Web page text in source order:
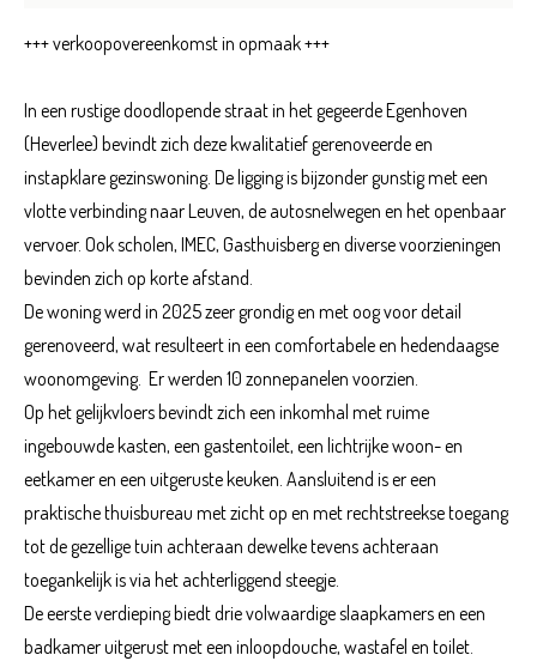
+++ verkoopovereenkomst in opmaak +++
In een rustige doodlopende straat in het gegeerde Egenhoven
(Heverlee) bevindt zich deze kwalitatief gerenoveerde en
instapklare gezinswoning. De ligging is bijzonder gunstig met een
vlotte verbinding naar Leuven, de autosnelwegen en het openbaar
vervoer. Ook scholen, IMEC, Gasthuisberg en diverse voorzieningen
bevinden zich op korte afstand.
De woning werd in 2025 zeer grondig en met oog voor detail
gerenoveerd, wat resulteert in een comfortabele en hedendaagse
woonomgeving. Er werden 10 zonnepanelen voorzien.
Op het gelijkvloers bevindt zich een inkomhal met ruime
ingebouwde kasten, een gastentoilet, een lichtrijke woon- en
eetkamer en een uitgeruste keuken. Aansluitend is er een
praktische thuisbureau met zicht op en met rechtstreekse toegang
tot de gezellige tuin achteraan dewelke tevens achteraan
toegankelijk is via het achterliggend steegje.
De eerste verdieping biedt drie volwaardige slaapkamers en een
badkamer uitgerust met een inloopdouche, wastafel en toilet.